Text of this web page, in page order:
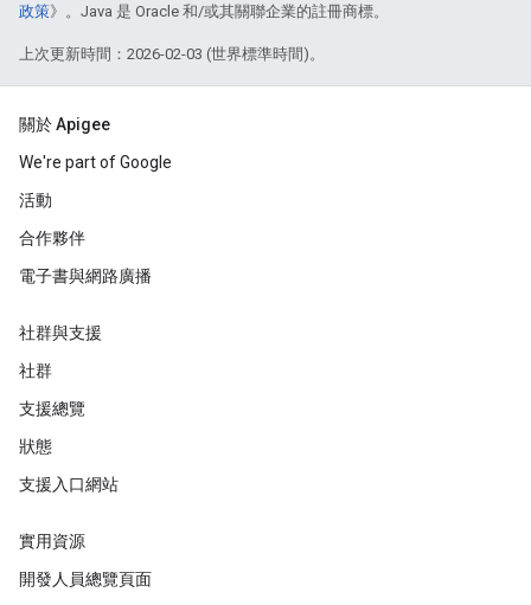
政策》。Java 是 Oracle 和/或其關聯企業的註冊商標。
上次更新時間：2026-02-03 (世界標準時間)。
關於 Apigee
We're part of Google
活動
合作夥伴
電子書與網路廣播
社群與支援
社群
支援總覽
狀態
支援入口網站
實用資源
開發人員總覽頁面